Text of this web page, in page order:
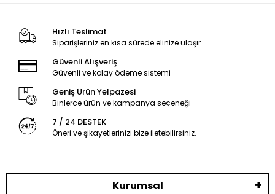
Hızlı Teslimat
Siparişleriniz en kısa sürede elinize ulaşır.
Güvenli Alışveriş
Güvenli ve kolay ödeme sistemi
Geniş Ürün Yelpazesi
Binlerce ürün ve kampanya seçeneği
7 / 24 DESTEK
Öneri ve şikayetlerinizi bize iletebilirsiniz.
Kurumsal